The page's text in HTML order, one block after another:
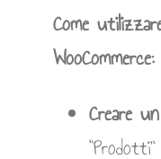
Come
WooCommerce:
Creare